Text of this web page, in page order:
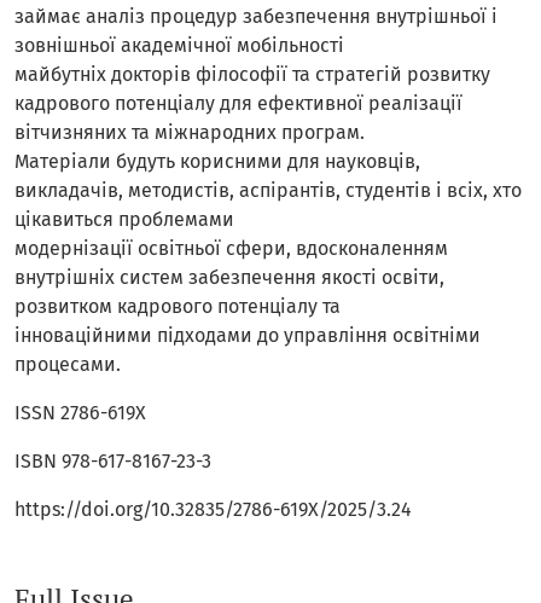
займає аналіз процедур забезпечення внутрішньої і
зовнішньої академічної мобільності
майбутніх докторів філософії та стратегій розвитку
кадрового потенціалу для ефективної реалізації
вітчизняних та міжнародних програм.
Матеріали будуть корисними для науковців,
викладачів, методистів, аспірантів, студентів і всіх, хто
цікавиться проблемами
модернізації освітньої сфери, вдосконаленням
внутрішніх систем забезпечення якості освіти,
розвитком кадрового потенціалу та
інноваційними підходами до управління освітніми
процесами.
ISSN 2786-619X
ISBN 978-617-8167-23-3
https://doi.org/10.32835/2786-619X/2025/3.24